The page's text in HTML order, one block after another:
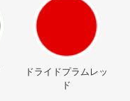
ドライドプラムレッ
ド